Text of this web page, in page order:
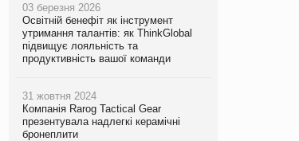
03 березня 2026
Освітній бенефіт як інструмент
утримання талантів: як ThinkGlobal
підвищує лояльність та
продуктивність вашої команди
31 жовтня 2024
Компанія Rarog Tactical Gear
презентувала надлегкі керамічні
бронеплити